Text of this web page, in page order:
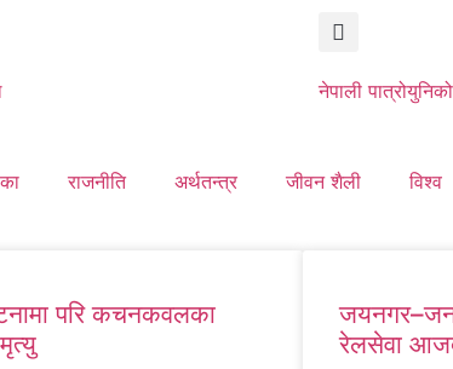
नेपाली पात्रो
राजनीति अर्थतन्त्र जीवन शैली विश्व
परि कचनकवलका
रेलसेवा